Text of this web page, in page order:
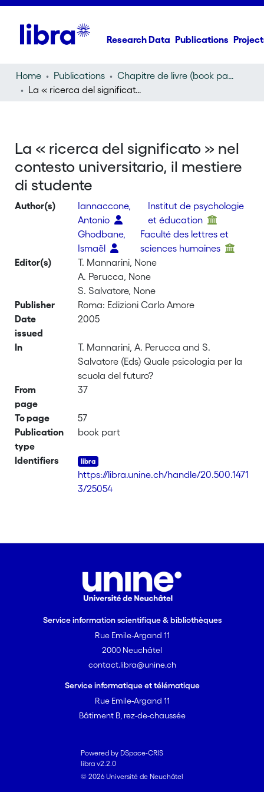
Research Data Publications
Home Publications
Chapitre de livre (book part)
La « ricerca del significato » nel contesto universitario, il mestiere di studente
La « ricerca del significato » nel
contesto universitario, il mestiere
di studente
Author(s)
Iannaccone,
Antonio
Institut de psychologie
et éducation
Ghodbane,
Ismaël
Faculté des lettres et
sciences humaines
Editor(s)
T. Mannarini, None
A. Perucca, None
S. Salvatore, None
Publisher
Roma: Edizioni Carlo Amore
Date
issued
2005
In
T. Mannarini, A. Perucca and S.
Salvatore (Eds) Quale psicologia per la
scuola del futuro?
From
page
37
To page
57
Publication
type
book part
Identifiers
https://libra.unine.ch/handle/20.500.1471
3/25054
Service information scientifique & bibliothèques
Rue Emile-Argand 11
2000 Neuchâtel
contact.libra@unine.ch
Service informatique et télématique
Rue Emile-Argand 11
Bâtiment B, rez-de-chaussée
Powered by DSpace-CRIS
libra v2.2.0
© 2026 Université de Neuchâtel